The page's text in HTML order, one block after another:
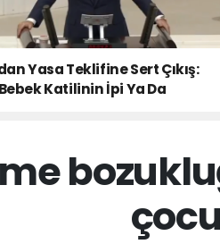
Yasa Teklifine Sert Çıkış:
Katilinin İpi Ya Da